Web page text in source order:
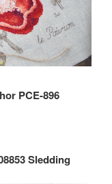
PCE-896
Sledding